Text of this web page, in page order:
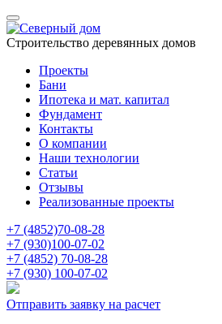
Строительство деревянных домов
Проекты
Бани
Ипотека и мат. капитал
Фундамент
Контакты
О компании
Наши технологии
Статьи
Отзывы
Реализованные проекты
+7 (4852)70-08-28
+7 (930)100-07-02
+7 (4852) 70-08-28
+7 (930) 100-07-02
Отправить заявку на расчет